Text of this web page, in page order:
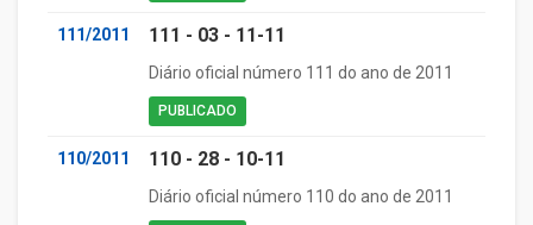
111/2011 111 - 03 - 11-11
Diário oficial número 111 do ano de 2011
PUBLICADO
110/2011 110 - 28 - 10-11
Diário oficial número 110 do ano de 2011